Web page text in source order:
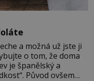
a možná už jste ji
o tom, že doma
je španělský a
Původ ovšem